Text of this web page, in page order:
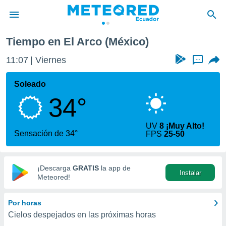
de
ha
calidad.
a este
las
y
digital
basada
Tiempo en El Arco (México)
11:07 Viernes ...
Soleado
34°
Sensación de 34°
UV8 ¡Muy Alto!
FPS25-50
¡Descarga GRATIS la app de
Meteored!
Instalar
Por horas
Cielos despejados en las próximas horas